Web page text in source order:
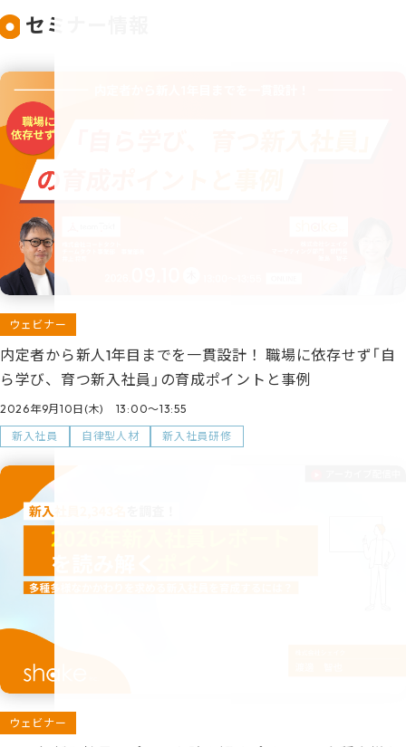
セミナー情報
ウェビナー
内定者から新人1年目までを一貫設計！ 職場に依存せず「自
ら学び、育つ新入社員」の育成ポイントと事例
2026年9月10日(木) 13:00～13:55
新入社員
自律型人材 新入社員研修
ウェビナー